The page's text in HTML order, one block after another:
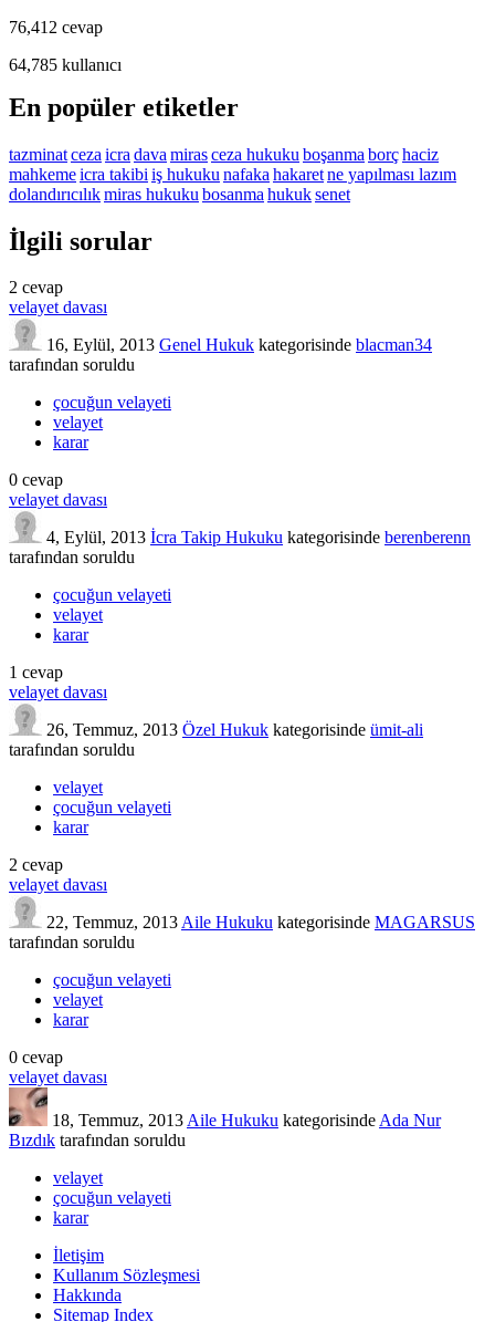
76,412 cevap
64,785 kullanıcı
En popüler etiketler
tazminatceza icra dava mirasceza hukuku boşanma borçhaciz
mahkemeicra takibi iş hukuku nafaka hakaretne yapılması lazım
dolandırıcılıkmiras hukuku bosanma hukuksenet
İlgili sorular
2 cevap
velayet davası
16, Eylül, 2013 Genel Hukuk kategorisinde blacman34
tarafından soruldu
çocuğun velayeti
velayet
karar
0 cevap
velayet davası
4, Eylül, 2013 İcra Takip Hukuku kategorisinde berenberenn
tarafından soruldu
çocuğun velayeti
velayet
karar
1 cevap
velayet davası
26, Temmuz, 2013 Özel Hukuk kategorisinde ümit-ali
tarafından soruldu
velayet
çocuğun velayeti
karar
2 cevap
velayet davası
22, Temmuz, 2013Aile Hukuku kategorisinde MAGARSUS
tarafından soruldu
çocuğun velayeti
velayet
karar
0 cevap
velayet davası
18, Temmuz, 2013Aile Hukuku kategorisindeAda Nur
Bızdık tarafından soruldu
velayet
çocuğun velayeti
karar
İletişim
Kullanım Sözleşmesi
Hakkında
Sitemap Index